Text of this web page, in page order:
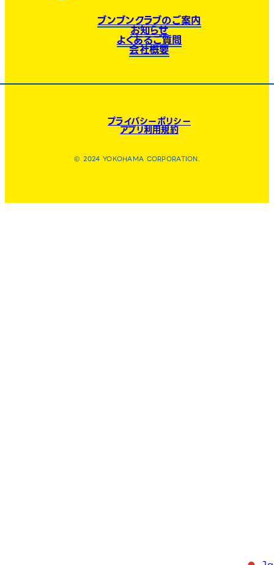
ブンブンクラブのご案内
お知らせ
よくあるご質問
会社概要
プライバシーポリシー
アプリ利用規約
© 2024 YOKOHAMA CORPORATION.